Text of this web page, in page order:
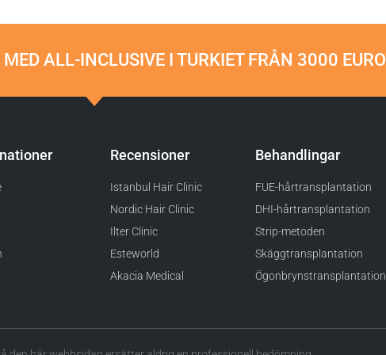
ALL-INCLUSIVE I TURKIET FRÅN 3000 EURO
Recensioner
Istanbul Hair Clinic
Nordic Hair Clinic
Ilter Clinic
Esteworld
Akacia Medical
Behandlingar
FUE-hårtransplantation
DHI-hårtransplantation
Strip-metoden
Skäggtransplantation
Ögonbrynstransplantation